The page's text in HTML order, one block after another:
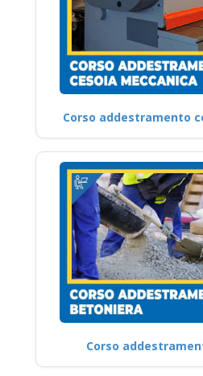
Corso addestramento
Corso